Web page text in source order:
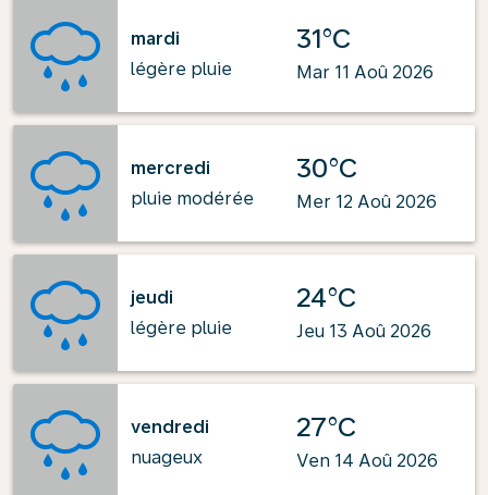
mardi
légère pluie
31°C
Mar 11 Aoû 2026
mercredi
pluie modérée
30°C
Mer 12 Aoû 2026
jeudi
légère pluie
24°C
Jeu 13 Aoû 2026
vendredi
nuageux
27°C
Ven 14 Aoû 2026